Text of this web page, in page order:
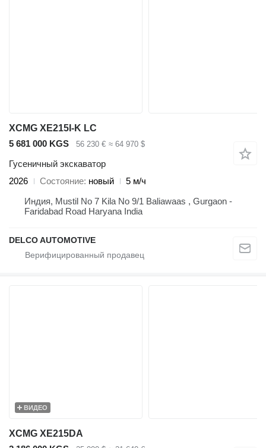
XCMG XE215I-K LC
5 681 000 KGS
56 230 € ≈ 64 970 $
Гусеничный экскаватор
2026
Состояние новый
5 м/ч
Индия, Mustil No 7 Kila No 9/1 Baliawaas , Gurgaon -
Faridabad Road Haryana India
DELCO AUTOMOTIVE
ВИДЕО
XCMG XE215DA